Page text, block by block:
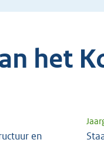
het
en